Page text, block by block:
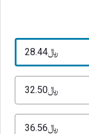
﷼‎28.44
﷼‎32.50
﷼‎36.56